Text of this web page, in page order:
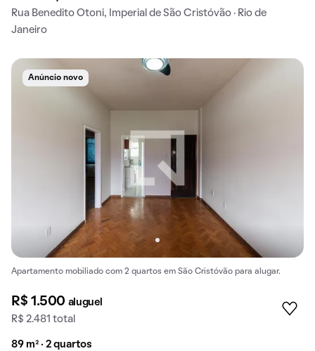
Rua Benedito Otoni, Imperial de São Cristóvão · Rio de
Janeiro
Anúncio novo
Apartamento mobiliado com 2 quartos em São Cristóvão para alugar.
R$ 1.500 aluguel
R$ 2.481 total
89 m² · 2 quartos